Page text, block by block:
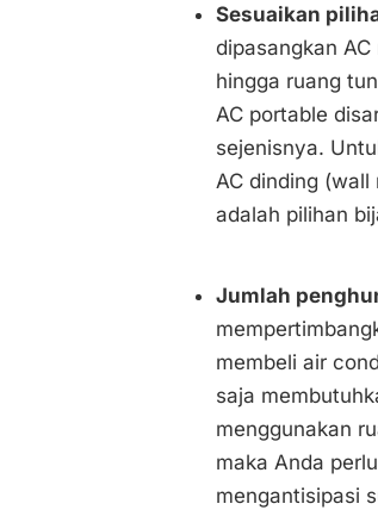
Sesuaikan
dipasangkan
hingga ruang
AC portable
sejenisnya.
AC dinding
adalah pilihan
Jumlah
membeli air
saja
menggunakan
maka Anda
mengantisipasi